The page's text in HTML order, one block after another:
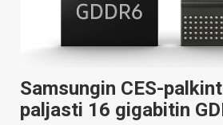
VAIHDA TEEMA
HAKU
Samsungin CES-
paljasti 16 gigabitin